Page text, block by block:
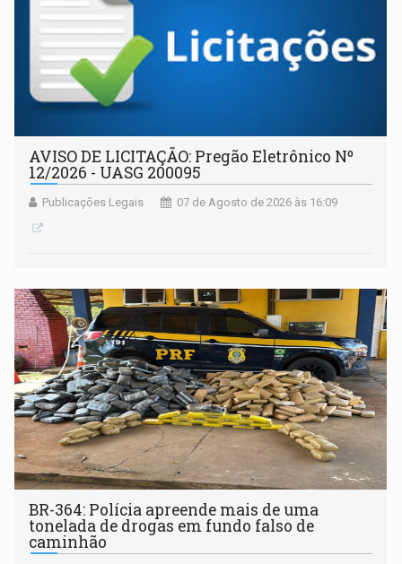
AVISO DE LICITAÇÃO: Pregão Eletrônico Nº
12/2026 - UASG 200095
Publicações Legais 07 de Agosto de 2026 às 16:09
BR-364: Polícia apreende mais de uma
tonelada de drogas em fundo falso de
caminhão